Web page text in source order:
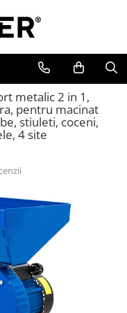
metalic 2 in 1,
pentru macinat
stiuleti, coceni,
4 site